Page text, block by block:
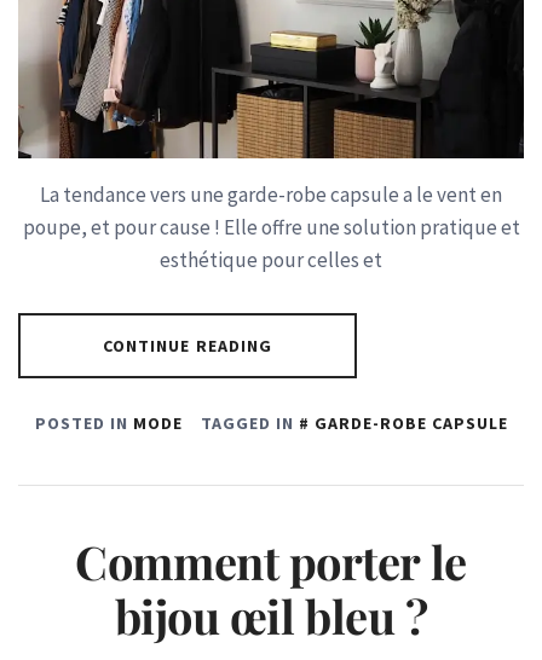
La tendance vers une garde-robe capsule a le vent en
poupe, et pour cause ! Elle offre une solution pratique et
esthétique pour celles et
CONTINUE READING
POSTED IN MODE TAGGED IN GARDE-ROBE CAPSULE
Comment porter le
bijou œil bleu ?